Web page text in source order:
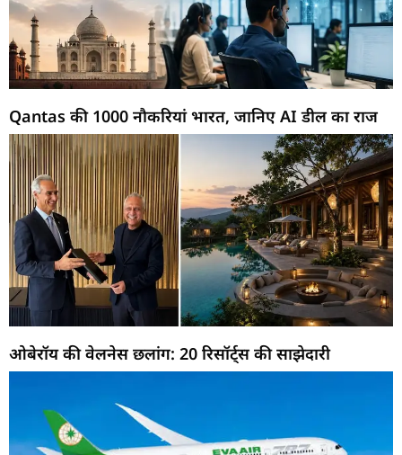
Qantas की 1000 नौकरियां भारत, जानिए AI डील का राज
ओबेरॉय की वेलनेस छलांग: 20 रिसॉर्ट्स की साझेदारी